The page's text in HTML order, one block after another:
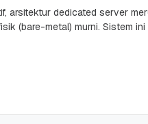
arsitektur dedicated server
(bare-metal) murni. Sistem ini